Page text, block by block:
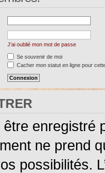
J’ai oublié mon mot de passe
Se souvenir de moi
Cacher mon statut en ligne pour
enregistré
ne prend
possibilités.